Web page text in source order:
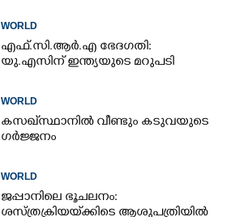
WORLD
എഫ്.സി.ആർ.എ ഭേദഗതി:
യു.എസിന് ഇന്ത്യയുടെ മറുപടി
WORLD
കസഖ്‌സ്ഥാനിൽ വീണ്ടും കടുവയുടെ
ഗർജ്ജനം
WORLD
ജപ്പാനിലെ ഭൂചലനം:
ശസ്ത്രക്രിയ‌യ്‌ക്കി‌ടെ ആശുപത്രിയിൽ